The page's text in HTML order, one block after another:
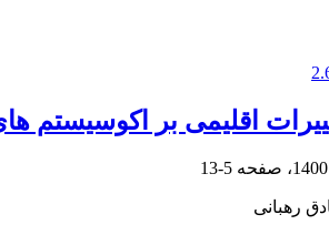
اقلیمی بر اکوسیستم
5-13
رهبانی